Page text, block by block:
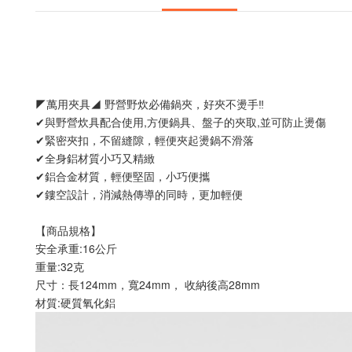
◤萬用夾具◢ 野營野炊必備鍋夾，好夾不燙手‼️
✔與野營炊具配合使用,方便鍋具、盤子的夾取,並可防止燙傷
✔緊密夾扣，不留縫隙，輕便夾起燙鍋不滑落
✔全身鋁材質小巧又精緻
✔鋁合金材質，輕便堅固，小巧便攜
✔鏤空設計，消減熱傳導的同時，更加輕便
【商品規格】
安全承重:16公斤
重量:32克
尺寸：長124mm，寬24mm， 收納後高28mm
材質:硬質氧化鋁